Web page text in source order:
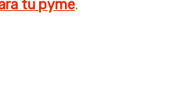
tu pyme.